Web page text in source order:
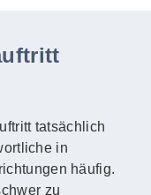
tatsächlich
in
häufig.
zu